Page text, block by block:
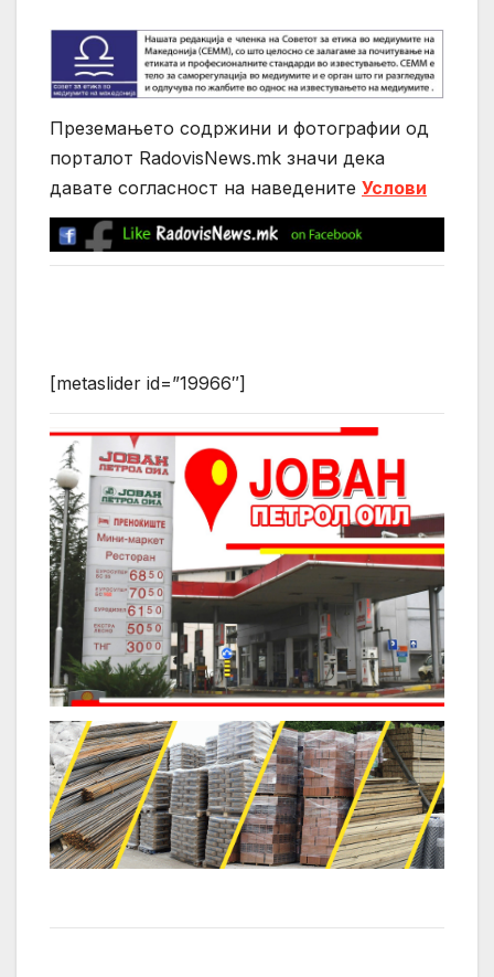
Преземањето содржини и фотографии од
порталот RadovisNews.mk значи дека
давате согласност на нaведените Услови
[metaslider id=”19966″]